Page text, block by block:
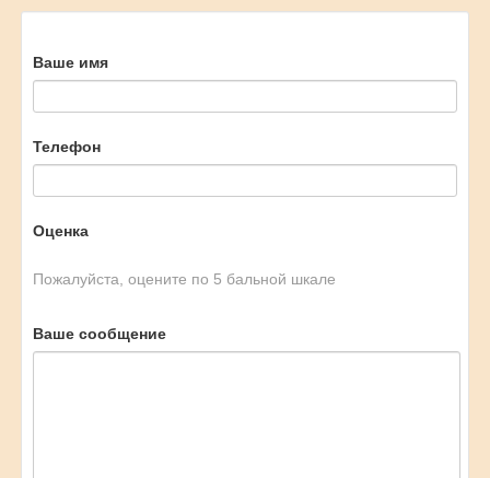
Ваше имя
Телефон
Оценка
Пожалуйста, оцените по 5 бальной шкале
Ваше сообщение